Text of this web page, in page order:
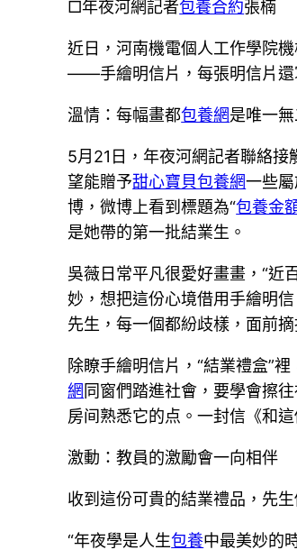
□年夜河網記者包養合約張楠
近日，河南機電個人工作學院
——手繪明信片，每張明信片還
溫情：每幅畫都包養網是唯一
5月21日，年夜河網記者聯絡
望能贈予甜心寶貝包養網一些
博，微博上看到標題為“包養金
是她帶的第一批結業生。
吳薇日常平凡很愛好畫畫，“近
妙，想把這份心境借用手繪明
先生，每一個都紛歧樣，面前
除瞭手繪明信片，“結業禮盒”
網 同窗們踏進社會，要學會擦
房间熟悉它的点。一封信《和
激動：教員的激勵會一向相伴
收到這份可貴的結業禮品，先生
“年夜學是人生包養中最美妙的